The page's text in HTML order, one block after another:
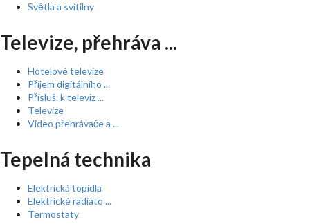
Světla a svítilny
Televize, přehráva ...
Hotelové televize
Příjem digitálního ...
Přísluš. k televiz ...
Televize
Video přehrávače a ...
Tepelná technika
Elektrická topidla
Elektrické radiáto ...
Termostaty